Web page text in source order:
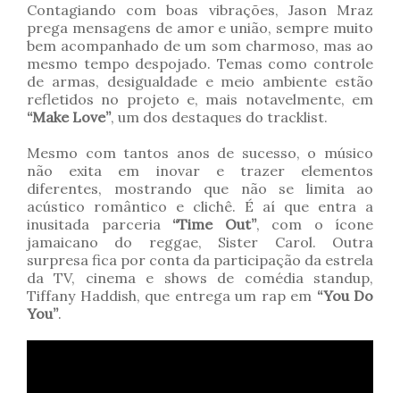
Contagiando com boas vibrações, Jason Mraz
prega mensagens de amor e união, sempre muito
bem acompanhado de um som charmoso, mas ao
mesmo tempo despojado. Temas como controle
de armas, desigualdade e meio ambiente estão
refletidos no projeto e, mais notavelmente, em
“Make Love”, um dos destaques do tracklist.
Mesmo com tantos anos de sucesso, o músico
não exita em inovar e trazer elementos
diferentes, mostrando que não se limita ao
acústico romântico e clichê. É aí que entra a
inusitada parceria “Time Out”, com o ícone
jamaicano do reggae, Sister Carol. Outra
surpresa fica por conta da participação da estrela
da TV, cinema e shows de comédia standup,
Tiffany Haddish, que entrega um rap em “You Do
You”.